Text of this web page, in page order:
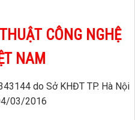
CÔNG NGHỆ
NAM
do Sở KHĐT TP. Hà Nội
03/2016